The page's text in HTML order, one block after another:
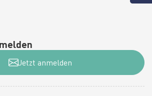
Jetzt anmelden